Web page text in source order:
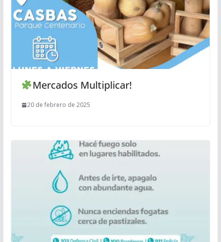
Mercados Multiplicar!
20 de febrero de 2025